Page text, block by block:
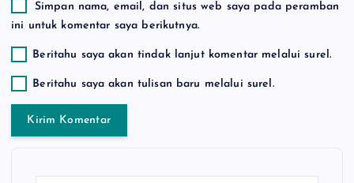
Simpan nama, email, dan situs web saya pada peramban
ini untuk komentar saya berikutnya.
Beritahu saya akan tindak lanjut komentar melalui surel.
Beritahu saya akan tulisan baru melalui surel.